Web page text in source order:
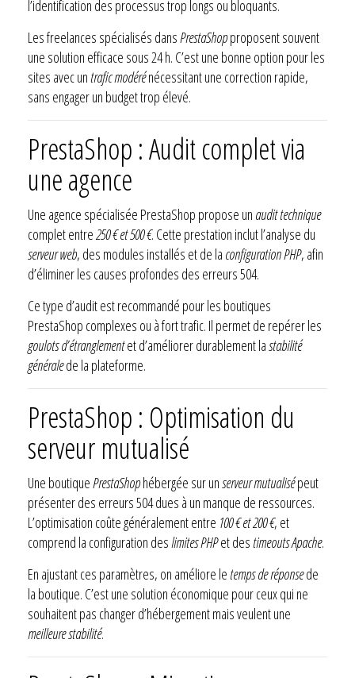
l’identification des processus trop longs ou bloquants.
Les freelances spécialisés dansPrestaShopproposent souvent
une solution efficace sous 24 h. C’est une bonne option pour les
sites avec untrafic modérénécessitant une correction rapide,
sans engager un budget trop élevé.
PrestaShop : Audit complet via
une agence
Une agence spécialisée PrestaShop propose un audit technique
complet entre250 € et 500 €. Cette prestation inclut l’analyse du
serveur web, des modules installés et de la configuration PHP, afin
d’éliminer les causes profondes des erreurs 504.
Ce type d’audit est recommandé pour les boutiques
PrestaShop complexes ou à fort trafic. Il permet de repérer les
goulots d’étranglementet d’améliorer durablement lastabilité
généralede la plateforme.
PrestaShop : Optimisation du
serveur mutualisé
Une boutiquePrestaShophébergée sur unserveur mutualisépeut
présenter des erreurs 504 dues à un manque de ressources.
L’optimisation coûte généralement entre 100 € et 200 €, et
comprend la configuration des limites PHPet destimeouts Apache.
En ajustant ces paramètres, on améliore letemps de réponsede
la boutique. C’est une solution économique pour ceux qui ne
souhaitent pas changer d’hébergement mais veulent une
meilleure stabilité.